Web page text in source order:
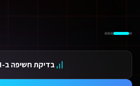
התאמת אתרים ו-SaaS למנועי חיפוש — שירות התאמת אתרים ו-SaaS למנועי חיפוש מתקדם
24/7 תמיכה
בדיקת חשיפה ב-AI